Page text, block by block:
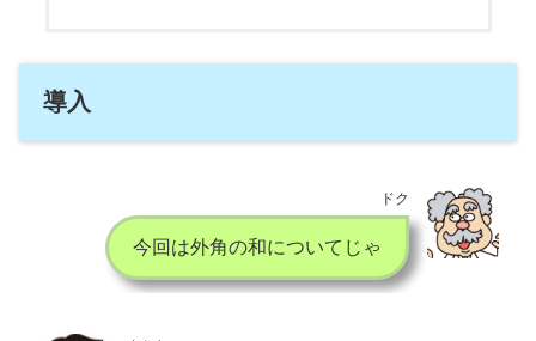
導入
ドク
今回は外角の和についてじゃ